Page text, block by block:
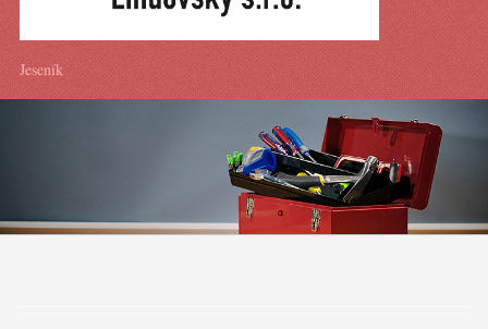
Jeseník